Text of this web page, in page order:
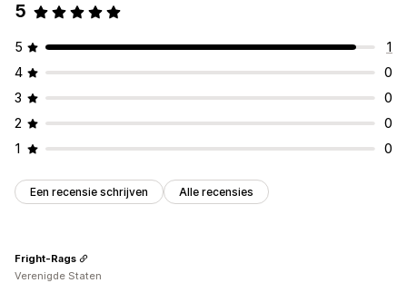
5
5
1
4
0
3
0
2
0
1
0
Een recensie schrijven Alle recensies
Fright-Rags
Verenigde Staten